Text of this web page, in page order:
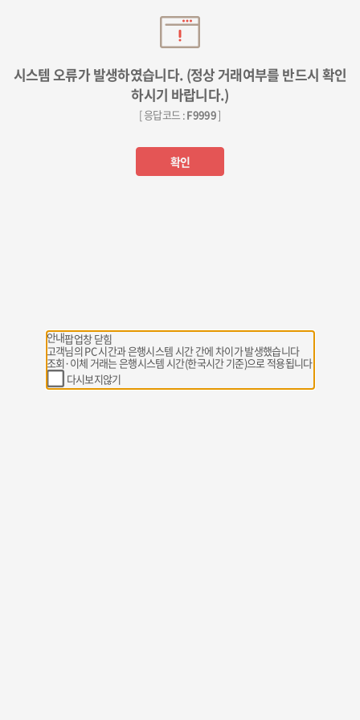
안내팝업창 닫힘
고객님의 PC 시간과 은행시스템 시간 간에 차이가 발생했습니다
조회·이체 거래는 은행시스템 시간(한국시간 기준)으로 적용됩니다
다시보지않기
시스템 오류가 발생하였습니다. (정상 거래여부를 반드시 확인
하시기 바랍니다.)
[ 응답코드 :F9999]
확인